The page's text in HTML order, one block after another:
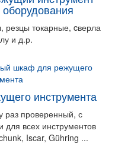
резцы токарные, cверла
и д.р.
инструмента
раз проверенный, с
всех инструментов
Iscar, Gühring ...